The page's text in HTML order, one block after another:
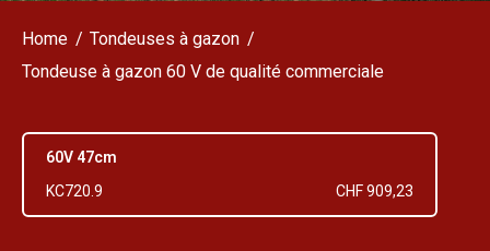
Home
Tondeuses à gazon
Tondeuse à gazon 60 V de qualité commerciale
60V 47cm
KC720.9
CHF 909,23